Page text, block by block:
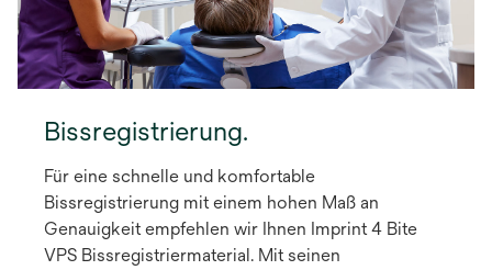
Bissregistrierung.
Für eine schnelle und komfortable
Bissregistrierung mit einem hohen Maß an
Genauigkeit empfehlen wir Ihnen Imprint 4 Bite
VPS Bissregistriermaterial. Mit seinen